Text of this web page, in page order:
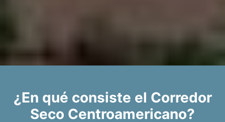
¿En qué consiste el Corredor
Seco Centroamericano?